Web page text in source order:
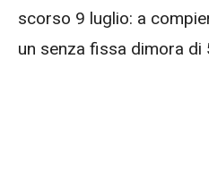
scorso 9 luglio: a
un senza fissa dimora di